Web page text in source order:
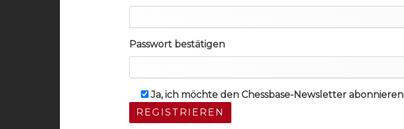
Passwort bestätigen
Ja, ich möchte den Chessbase-Newsletter abonnieren
REGISTRIEREN